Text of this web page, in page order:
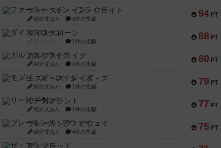
94 PT
ファースト・イン・フライト
紹介文あり 3件の投稿
88 PT
ダイススローン
1件の投稿
80 PT
ガルフストライク
紹介文あり 1件の投稿
79 PT
モズビ－ズ・レイダ－ズ
紹介文あり 1件の投稿
77 PT
リー対グラント
紹介文あり 1件の投稿
75 PT
ブレーキング・アウェイ
紹介文あり 4件の投稿
ザ・フラッド